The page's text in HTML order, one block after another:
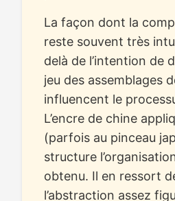
La façon dont la
reste souvent très
delà de l’intention de
jeu des assemblages
influencent le
L’encre de chine
(parfois au pinceau
structure
obtenu. Il en ressort
l’abstraction assez